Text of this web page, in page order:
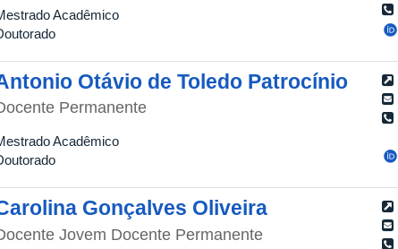
Acadêmico
Otávio de Toledo Patrocínio
Permanente
Acadêmico
Gonçalves Oliveira
Jovem Docente Permanente